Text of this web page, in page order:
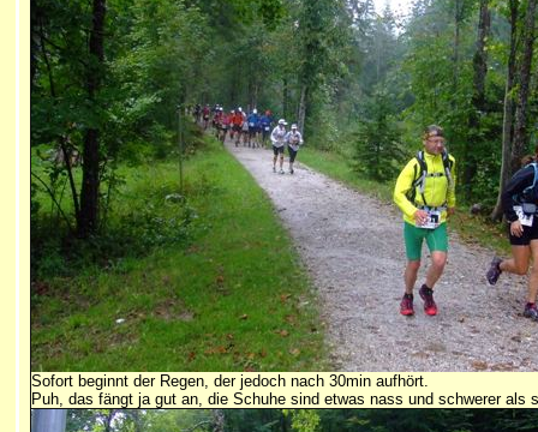
Sofort beginnt der Regen, der jedoch nach 30min aufhört.
Puh, das fängt ja gut an, die Schuhe sind etwas nass und schwerer als